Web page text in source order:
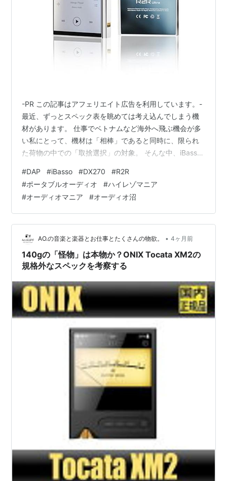
-PR この記事はアフェリエイト広告を利用しています。-
最近、ずっとスペック表を眺めては考え込んでしまう機
材があります。 仕事でベトナムなど海外へ飛ぶ機会が多
い私にとって、機材は「相棒」であると同時に、限られ
た荷物の中での「取捨選択」の対象。 そんな中、iBasso
激しく揺さぶっています。 25年間ドラムを叩き続けてき
た耳が、新開発「R2R Ultra」という言葉の裏に、ずっと
追い求めてきた「生音の立ち上がり」を予感してしまっ
たからです。 もちろん、今はまだスペックからその実力
を推察している段階ですが、この構成は無視できませ
ん。 …
#DAP #iBasso #DX270 #R2R
#ポータブルオーディオ #ハイレゾマニア
#オーディオマニア #オーディオ沼
AO.の音楽と楽器とお仕事とたくさんの物欲。 • 4ヶ月前
140gの「怪物」は本物か？ONIX Tocata XM2の
規格外なスペックを考察する